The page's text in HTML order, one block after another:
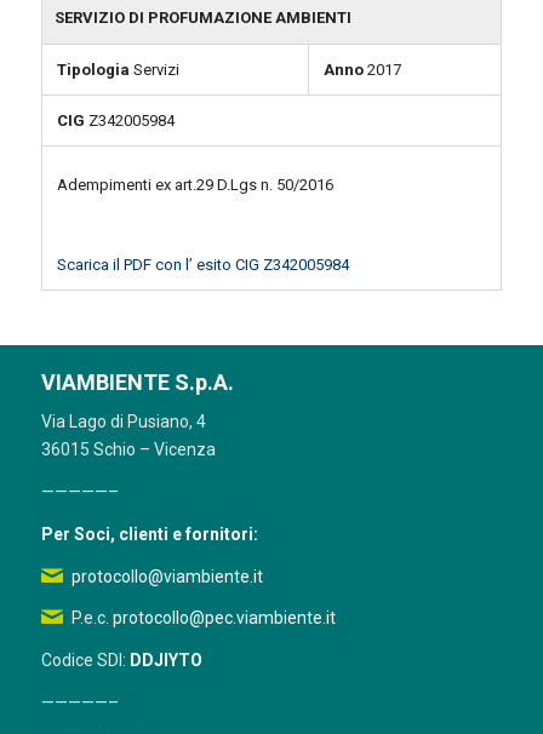
SERVIZIO DI PROFUMAZIONE AMBIENTI
Tipologia Servizi Anno2017
CIG Z342005984
Adempimenti ex art.29 D.Lgs n. 50/2016
Scarica il PDF con l’ esito CIG Z342005984
VIAMBIENTE S.p.A.
Via Lago di Pusiano, 4
36015 Schio – Vicenza
—————–
Per Soci, clienti e fornitori:
protocollo@viambiente.it
P.e.c. protocollo@pec.viambiente.it
Codice SDI: DDJIYTO
—————–